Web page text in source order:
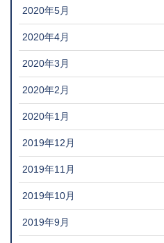
2020年5月
2020年4月
2020年3月
2020年2月
2020年1月
2019年12月
2019年11月
2019年10月
2019年9月